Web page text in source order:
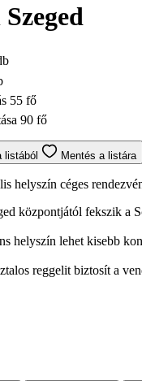
55 fő
90 fő
listából Mentés a listára
helyszín céges
központjától fekszik a
helyszín lehet kisebb
reggelit biztosít a